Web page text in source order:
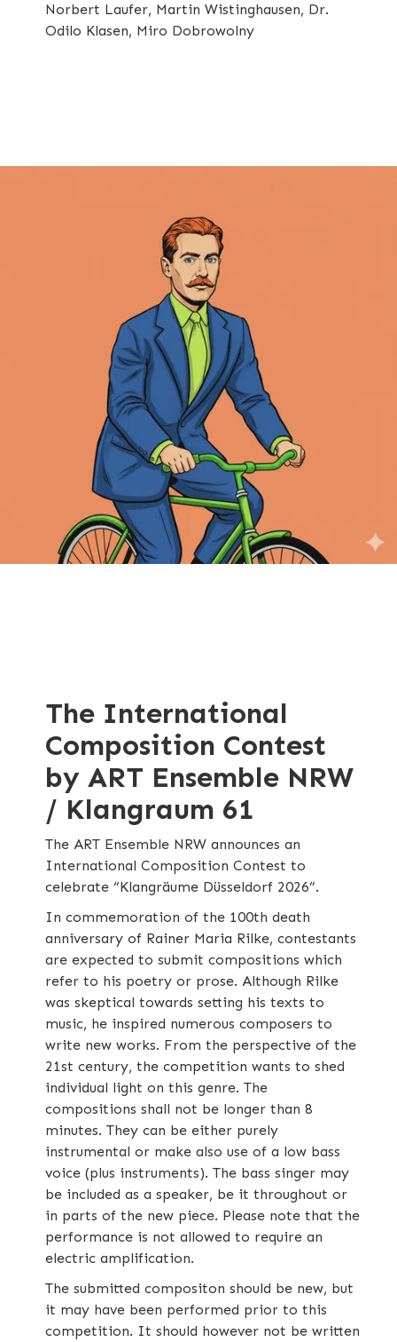
Norbert Laufer, Martin Wistinghausen, Dr.
Odilo Klasen, Miro Dobrowolny
The International
Composition Contest
by ART Ensemble NRW
/ Klangraum 61
The ART Ensemble NRW announces an
International Composition Contest to
celebrate “Klangräume Düsseldorf 2026”.
In commemoration of the 100th death
anniversary of Rainer Maria Rilke, contestants
are expected to submit compositions which
refer to his poetry or prose. Although Rilke
was skeptical towards setting his texts to
music, he inspired numerous composers to
write new works. From the perspective of the
21st century, the competition wants to shed
individual light on this genre. The
compositions shall not be longer than 8
minutes. They can be either purely
instrumental or make also use of a low bass
voice (plus instruments). The bass singer may
be included as a speaker, be it throughout or
in parts of the new piece. Please note that the
performance is not allowed to require an
electric amplification.
The submitted compositon should be new, but
it may have been performed prior to this
competition. It should however not be written